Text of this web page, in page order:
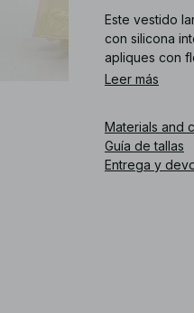
Este vestido
con silicona
apliques con
lateral oculta
Núm. de
Leer más
Materials and
Guía de tallas
Entrega y